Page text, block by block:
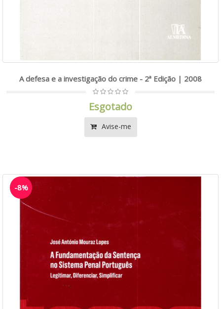
A defesa e a investigação do crime - 2ª Edição | 2008
Esgotado
Avise-me
-8%